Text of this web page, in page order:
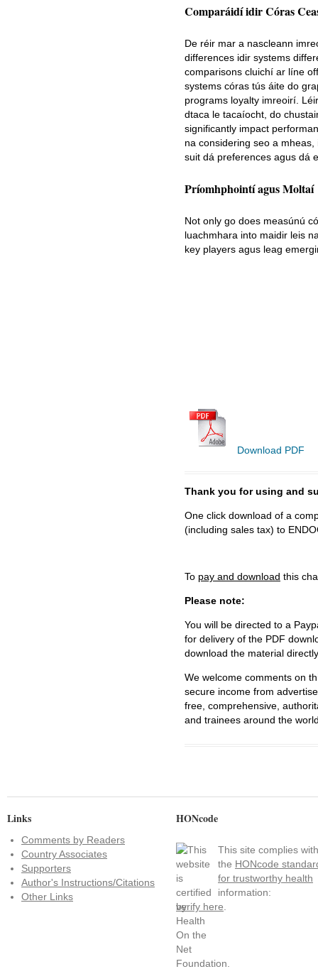
Comparáidí idir Córas
De réir mar a nascleann
differences idir systems
comparisons cluichí ar líne
systems córas tús áite do
programs loyalty imreoirí.
dtaca le tacaíocht, do
significantly impact
na considering seo a
suit dá preferences agus dá
Príomhphointí agus Moltaí
Not only go does measúnú
luachmhara into maidir leis
key players agus leag
Download PDF
Thank you for using and
One click download of a
(including sales tax) to
To pay and download this
Please note:
You will be directed to a
for delivery of the PDF
download the material
We welcome comments on
secure income from
free, comprehensive,
and trainees around the
Links
Comments by Readers
Country Associates
Supporters
Author's Instructions/Citations
Other Links
HONcode
This site complies with
the HONcode
for trustworthy health
information:
verify here